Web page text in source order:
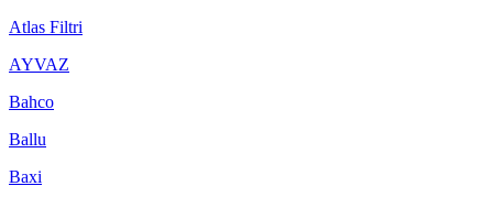
Atlas Filtri
AYVAZ
Bahco
Ballu
Baxi